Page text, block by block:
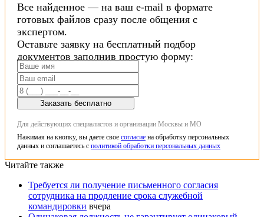
Все найденное — на ваш e-mail в формате
готовых файлов сразу после общения с
экспертом.
Оставьте заявку на бесплатный подбор
документов заполнив простую форму:
Заказать бесплатно
Для действующих специалистов и организации Москвы и МО
Нажимая на кнопку, вы даете свое согласие на обработку персональных
данных и соглашаетесь с политикой обработки персональных данных
Читайте также
Требуется ли получение письменного согласия
сотрудника на продление срока служебной
командировки вчера